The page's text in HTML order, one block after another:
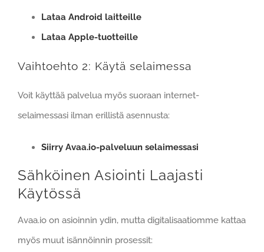
Lataa Android laitteille
Lataa Apple-tuotteille
Vaihtoehto 2: Käytä selaimessa
Voit käyttää palvelua myös suoraan internet-
selaimessasi ilman erillistä asennusta:
Siirry Avaa.io-palveluun selaimessasi
Sähköinen Asiointi Laajasti
Käytössä
Avaa.io on asioinnin ydin, mutta digitalisaatiomme kattaa
myös muut isännöinnin prosessit: